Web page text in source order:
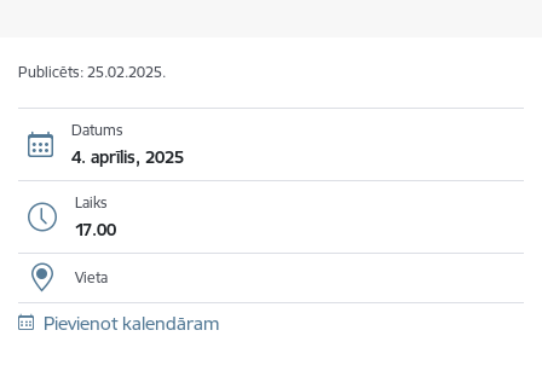
Publicēts: 25.02.2025.
Datums
4. aprīlis, 2025
Laiks
17.00
Vieta
Pievienot kalendāram